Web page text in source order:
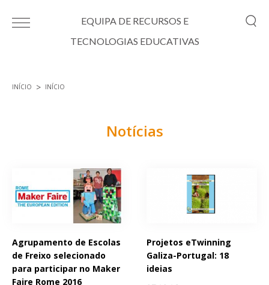
EQUIPA DE RECURSOS E
TECNOLOGIAS EDUCATIVAS
INÍCIO INÍCIO
Notícias
Agrupamento de Escolas
de Freixo selecionado
para participar no Maker
Faire Rome 2016
Projetos eTwinning
Galiza-Portugal: 18
ideias
Páginas